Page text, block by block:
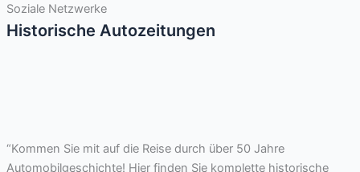
Soziale Netzwerke
Historische Autozeitungen
“Kommen Sie mit auf die Reise durch über 50 Jahre
Automobilgeschichte! Hier finden Sie komplette historische